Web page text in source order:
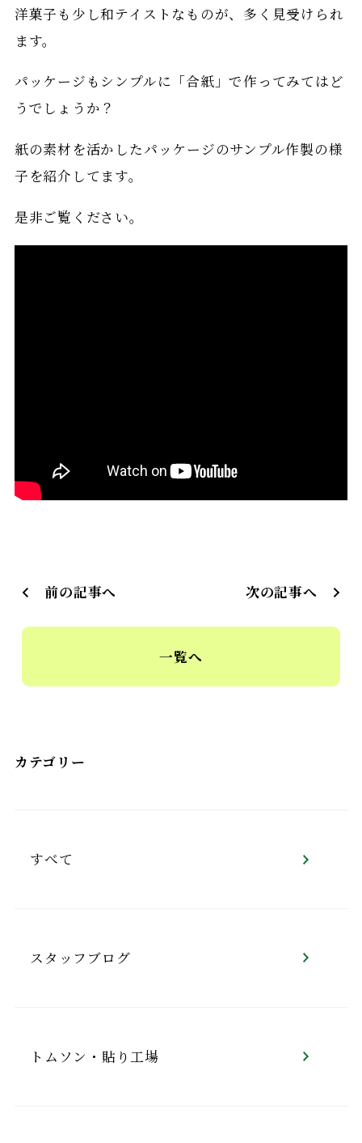
洋菓子も少し和テイストなものが、多く見受けられ
ます。
パッケージもシンプルに「合紙」で作ってみてはど
うでしょうか？
紙の素材を活かしたパッケージのサンプル作製の様
子を紹介してます。
是非ご覧ください。
前の記事へ 次の記事へ
一覧へ
カテゴリー
すべて
スタッフブログ
トムソン・貼り工場